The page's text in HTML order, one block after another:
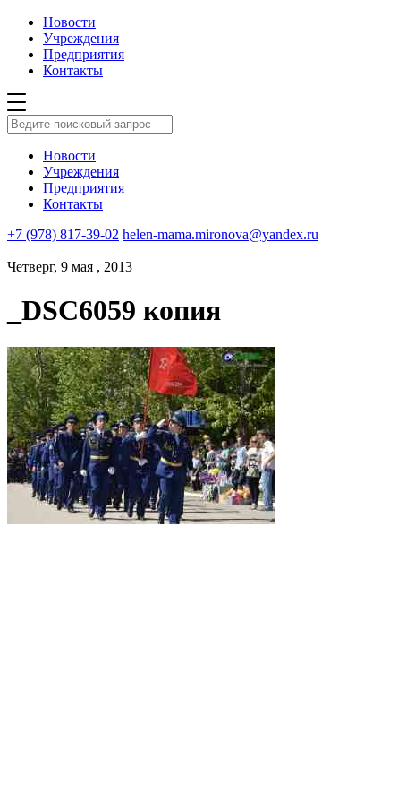
Новости
Учреждения
Предприятия
Контакты
Новости
Учреждения
Предприятия
Контакты
+7 (978) 817-39-02 helen-mama.mironova@yandex.ru
Четверг, 9 мая , 2013
_DSC6059 копия